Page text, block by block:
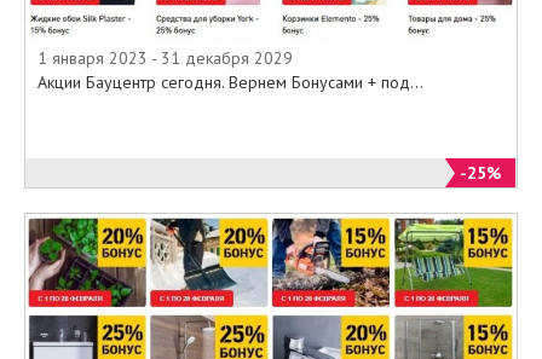
1 января 2023 - 31 декабря 2029
Акции Бауцентр сегодня. Вернем Бонусами + под...
-25%